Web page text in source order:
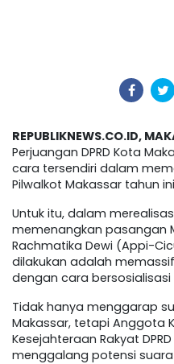
REPUBLIKNEWS.CO.ID,
Perjuangan DPRD Kota
cara tersendiri dalam
Pilwalkot Makassar tahun
Untuk itu, dalam
memenangkan pasangan
Rachmatika Dewi (Appi-
dilakukan adalah
dengan cara
Tidak hanya menggarap
Makassar, tetapi Anggota
Kesejahteraan Rakyat
menggalang potensi